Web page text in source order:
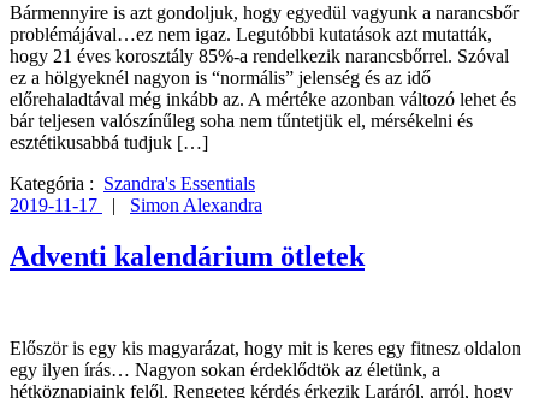
Bármennyire is azt gondoljuk, hogy egyedül vagyunk a narancsbőr
problémájával…ez nem igaz. Legutóbbi kutatások azt mutatták,
hogy 21 éves korosztály 85%-a rendelkezik narancsbőrrel. Szóval
ez a hölgyeknél nagyon is “normális” jelenség és az idő
előrehaladtával még inkább az. A mértéke azonban változó lehet és
bár teljesen valószínűleg soha nem tűntetjük el, mérsékelni és
esztétikusabbá tudjuk […]
Kategória : Szandra's Essentials
2019-11-17
| Simon Alexandra
Adventi kalendárium ötletek
Először is egy kis magyarázat, hogy mit is keres egy fitnesz oldalon
egy ilyen írás… Nagyon sokan érdeklődtök az életünk, a
hétköznapjaink felől. Rengeteg kérdés érkezik Laráról, arról, hogy